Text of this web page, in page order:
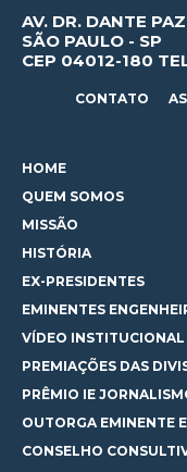
AV. DR. DANTE
SÃO PAULO - SP
CEP 04012-180
CONTATO
HOME
QUEM SOMOS
MISSÃO
HISTÓRIA
EX-PRESIDENTES
EMINENTES
VÍDEO INSTITUCIONAL
PREMIAÇÕES DAS
PRÊMIO IE
OUTORGA EMINENTE
CONSELHO